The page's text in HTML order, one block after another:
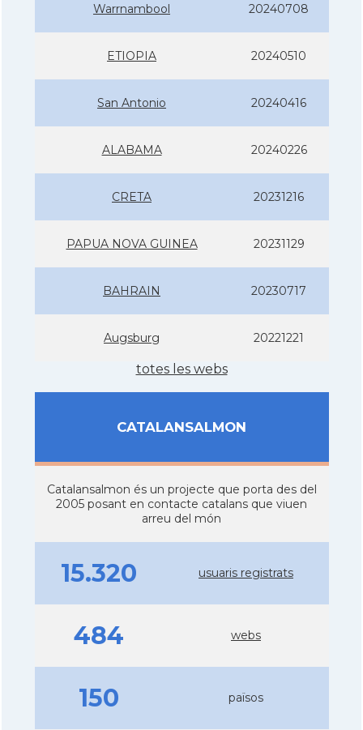
Warrnambool 20240708
ETIOPIA 20240510
San Antonio 20240416
ALABAMA 20240226
CRETA 20231216
PAPUA NOVA GUINEA 20231129
BAHRAIN 20230717
Augsburg 20221221
totes les webs
CATALANSALMON
Catalansalmon és un projecte que porta des del
2005 posant en contacte catalans que viuen
arreu del món
15.320 usuaris registrats
484 webs
150 països